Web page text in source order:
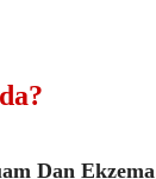
Dan Ekzema